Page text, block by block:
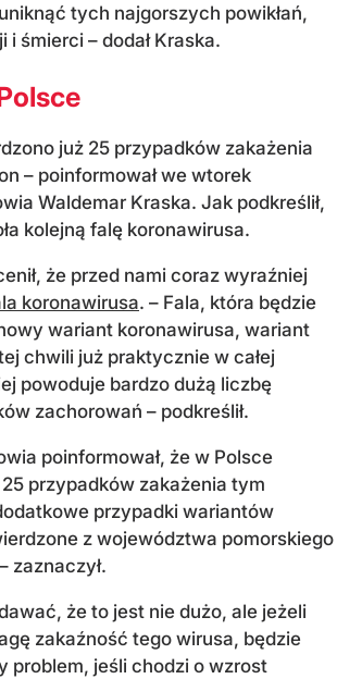
tych najgorszych powikłań,
śmierci – dodał Kraska.
już 25 przypadków zakażenia
– poinformował we wtorek
Waldemar Kraska. Jak podkreślił,
kolejną falę koronawirusa.
że przed nami coraz wyraźniej
koronawirusa. – Fala, która będzie
wariant koronawirusa, wariant
chwili już praktycznie w całej
powoduje bardzo dużą liczbę
zachorowań – podkreślił.
poinformował, że w Polsce
przypadków zakażenia tym
przypadki wariantów
z województwa pomorskiego
zaznaczył.
że to jest nie dużo, ale jeżeli
zakaźność tego wirusa, będzie
problem, jeśli chodzi o wzrost